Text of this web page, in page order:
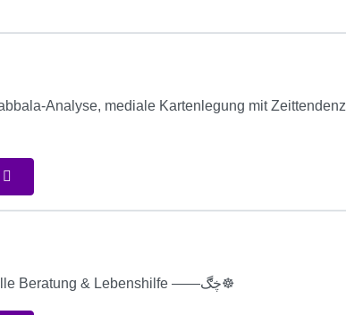
Analyse, mediale Kartenlegung mit
☸ڿڰۣ——- Liebevolle Beratung & Lebenshilfe ——ڿڰ☸